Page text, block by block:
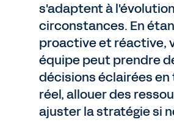
s'adaptent à
circonstances. En
proactive et réactive,
équipe peut prendre
décisions éclairées en
réel, allouer des
ajuster la stratégie si